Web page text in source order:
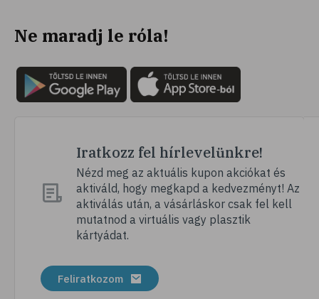
# stresszcsökkentés
# galagonya
# multivitamin
# köröm
# ginzeng
# folsav
# kollagén
# vízhajtó
# tyúkhúsleves
Ne maradj le róla!
Iratkozz fel hírlevelünkre!
Nézd meg az aktuális kupon akciókat és
aktiváld, hogy megkapd a kedvezményt! Az
aktiválás után, a vásárláskor csak fel kell
mutatnod a virtuális vagy plasztik
kártyádat.
Feliratkozom